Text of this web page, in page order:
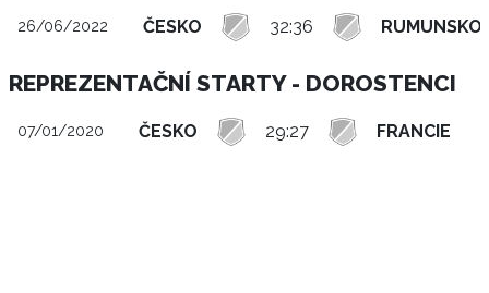
26/06/2022 ČESKO 32:36 RUMUNSKO
REPREZENTAČNÍ STARTY - DOROSTENCI
07/01/2020 ČESKO 29:27 FRANCIE